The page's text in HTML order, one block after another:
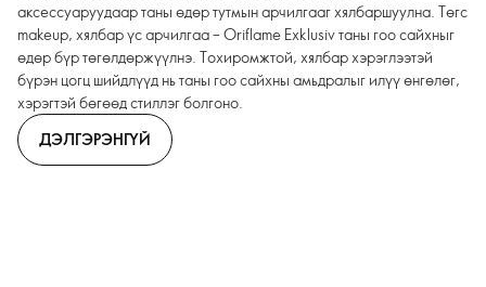
аксессуаруудаар таны өдөр тутмын арчилгааг хялбаршуулна. Төгс
makeup, хялбар үс арчилгаа – Oriflame Exklusiv таны гоо сайхныг
өдөр бүр төгөлдөржүүлнэ. Тохиромжтой, хялбар хэрэглээтэй
бүрэн цогц шийдлүүд нь таны гоо сайхны амьдралыг илүү өнгөлөг,
хэрэгтэй бөгөөд стиллэг болгоно.
ДЭЛГЭРЭНГҮЙ